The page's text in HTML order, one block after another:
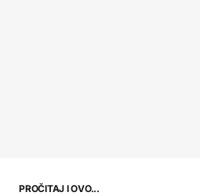
PROČITAJ I OVO...